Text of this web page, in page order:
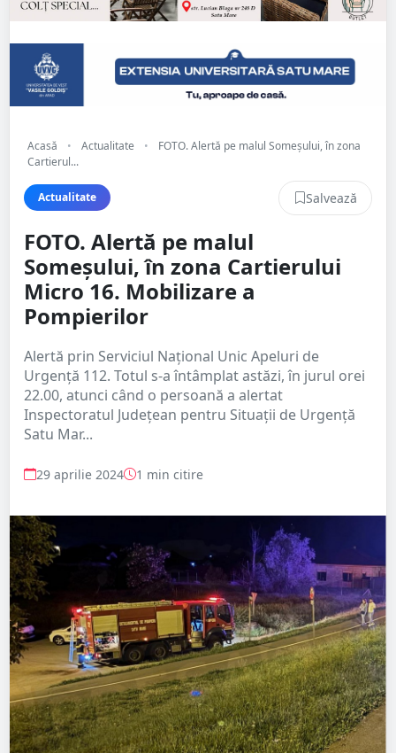
Acasă • Actualitate •
FOTO. Alertă pe malul Someșului, în zona
Cartierul...
Actualitate Salvează
FOTO. Alertă pe malul
Someșului, în zona Cartierului
Micro 16. Mobilizare a
Pompierilor
Alertă prin Serviciul Național Unic Apeluri de
Urgență 112. Totul s-a întâmplat astăzi, în jurul orei
22.00, atunci când o persoană a alertat
Inspectoratul Județean pentru Situații de Urgență
Satu Mar...
29 aprilie 2024 1 min citire